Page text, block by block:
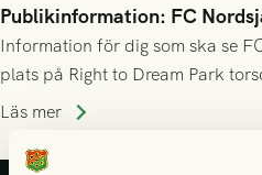
Publikinformation: FC
Information för dig som ska se
plats på Right to Dream Park
Läs mer